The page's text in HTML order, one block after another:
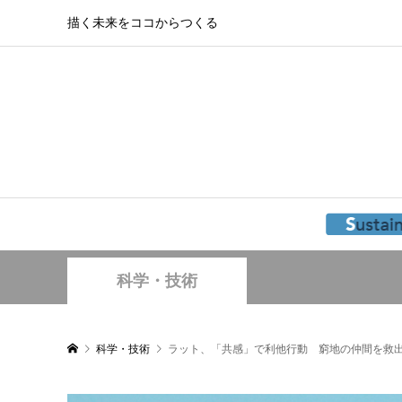
描く未来をココからつくる
科学・技術
科学・技術 ラット、「共感」で利他行動 窮地の仲間を救